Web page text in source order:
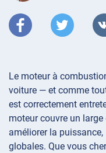
Le moteur à
voiture — et comme
est correctement
moteur couvre un
améliorer la
globales. Que vous